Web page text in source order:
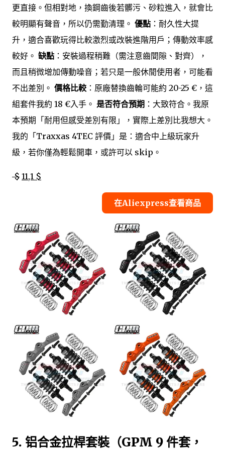
更直接。但相對地，換鋼齒後若髒污、砂粒進入，就會比
較明顯有聲音，所以仍需勤清理。 優點 ：耐久性大提
升，適合喜歡玩得比較激烈或改裝進階用戶；傳動效率感
較好。 缺點 ：安裝過程稍難（需注意齒間隙、對齊），
而且稍微增加傳動噪音；若只是一般休閒使用者，可能看
不出差別。 價格比較 ：原廠替換齒輪可能約 20-25 €，這
組套件我約 18 €入手。 是否符合預期 ：大致符合。我原
本預期「耐用但感受差別有限」，實際上差別比我想大。
我的「Traxxas 4TEC 評價」是：適合中上級玩家升
級，若你僅為輕鬆開車，或許可以 skip。
$ 11,1 $
在Aliexpress查看商品
5. 铝合金拉桿套裝（GPM 9 件套，